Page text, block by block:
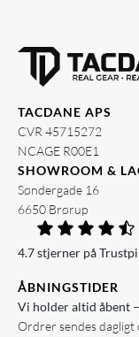
TACDANE APS
CVR 45715272
NCAGE R00E1
SHOWROOM &
Søndergade 16
6650 Brørup
4.7 stjerner på
ÅBNINGSTIDER
Vi holder altid åbent
Ordrer sendes dagligt